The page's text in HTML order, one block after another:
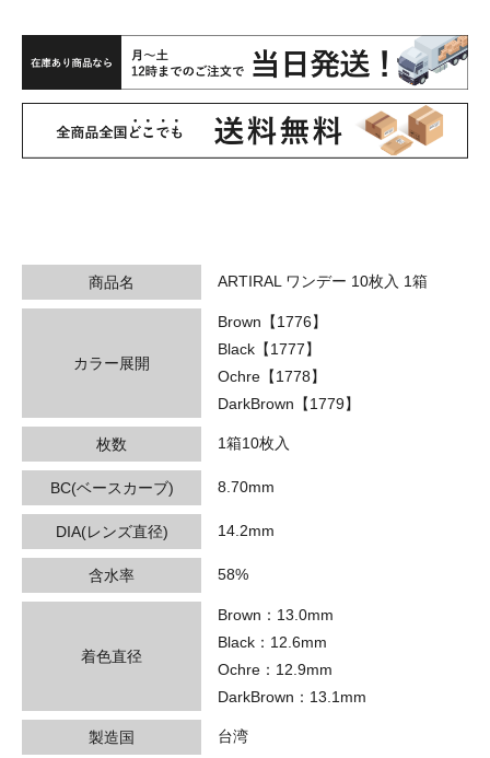
商品名 ARTIRAL ワンデー 10枚入 1箱
カラー展開
Brown【1776】
Black【1777】
Ochre【1778】
DarkBrown【1779】
枚数 1箱10枚入
BC(ベースカーブ) 8.70mm
DIA(レンズ直径) 14.2mm
含水率 58%
着色直径
Brown：13.0mm
Black：12.6mm
Ochre：12.9mm
DarkBrown：13.1mm
製造国 台湾